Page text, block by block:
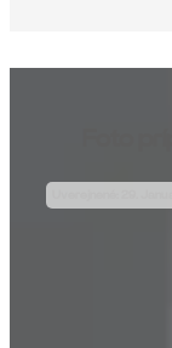
Foto
Uverejnené: 29.